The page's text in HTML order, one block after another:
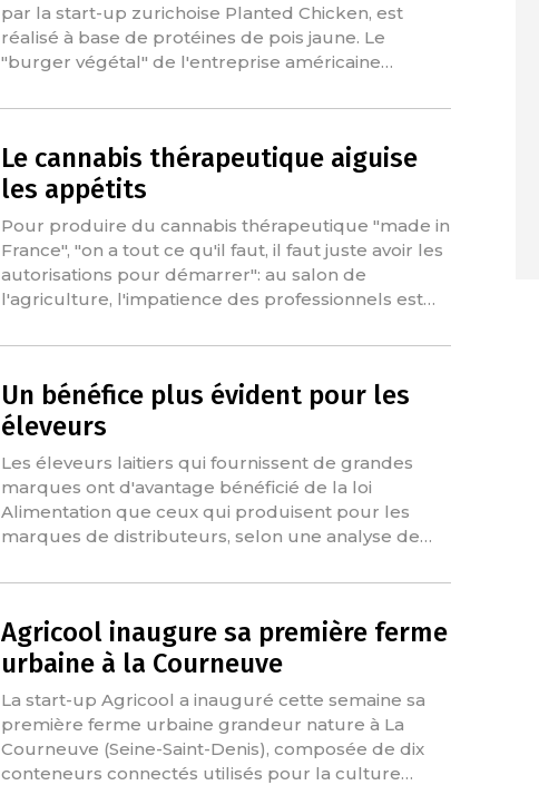
par la start-up zurichoise Planted Chicken, est
réalisé à base de protéines de pois jaune. Le
"burger végétal" de l'entreprise américaine…
Le cannabis thérapeutique aiguise
les appétits
Pour produire du cannabis thérapeutique "made in
France", "on a tout ce qu'il faut, il faut juste avoir les
autorisations pour démarrer": au salon de
l'agriculture, l'impatience des professionnels est…
Un bénéfice plus évident pour les
éleveurs
Les éleveurs laitiers qui fournissent de grandes
marques ont d'avantage bénéficié de la loi
Alimentation que ceux qui produisent pour les
marques de distributeurs, selon une analyse de…
Agricool inaugure sa première ferme
urbaine à la Courneuve
La start-up Agricool a inauguré cette semaine sa
première ferme urbaine grandeur nature à La
Courneuve (Seine-Saint-Denis), composée de dix
conteneurs connectés utilisés pour la culture…